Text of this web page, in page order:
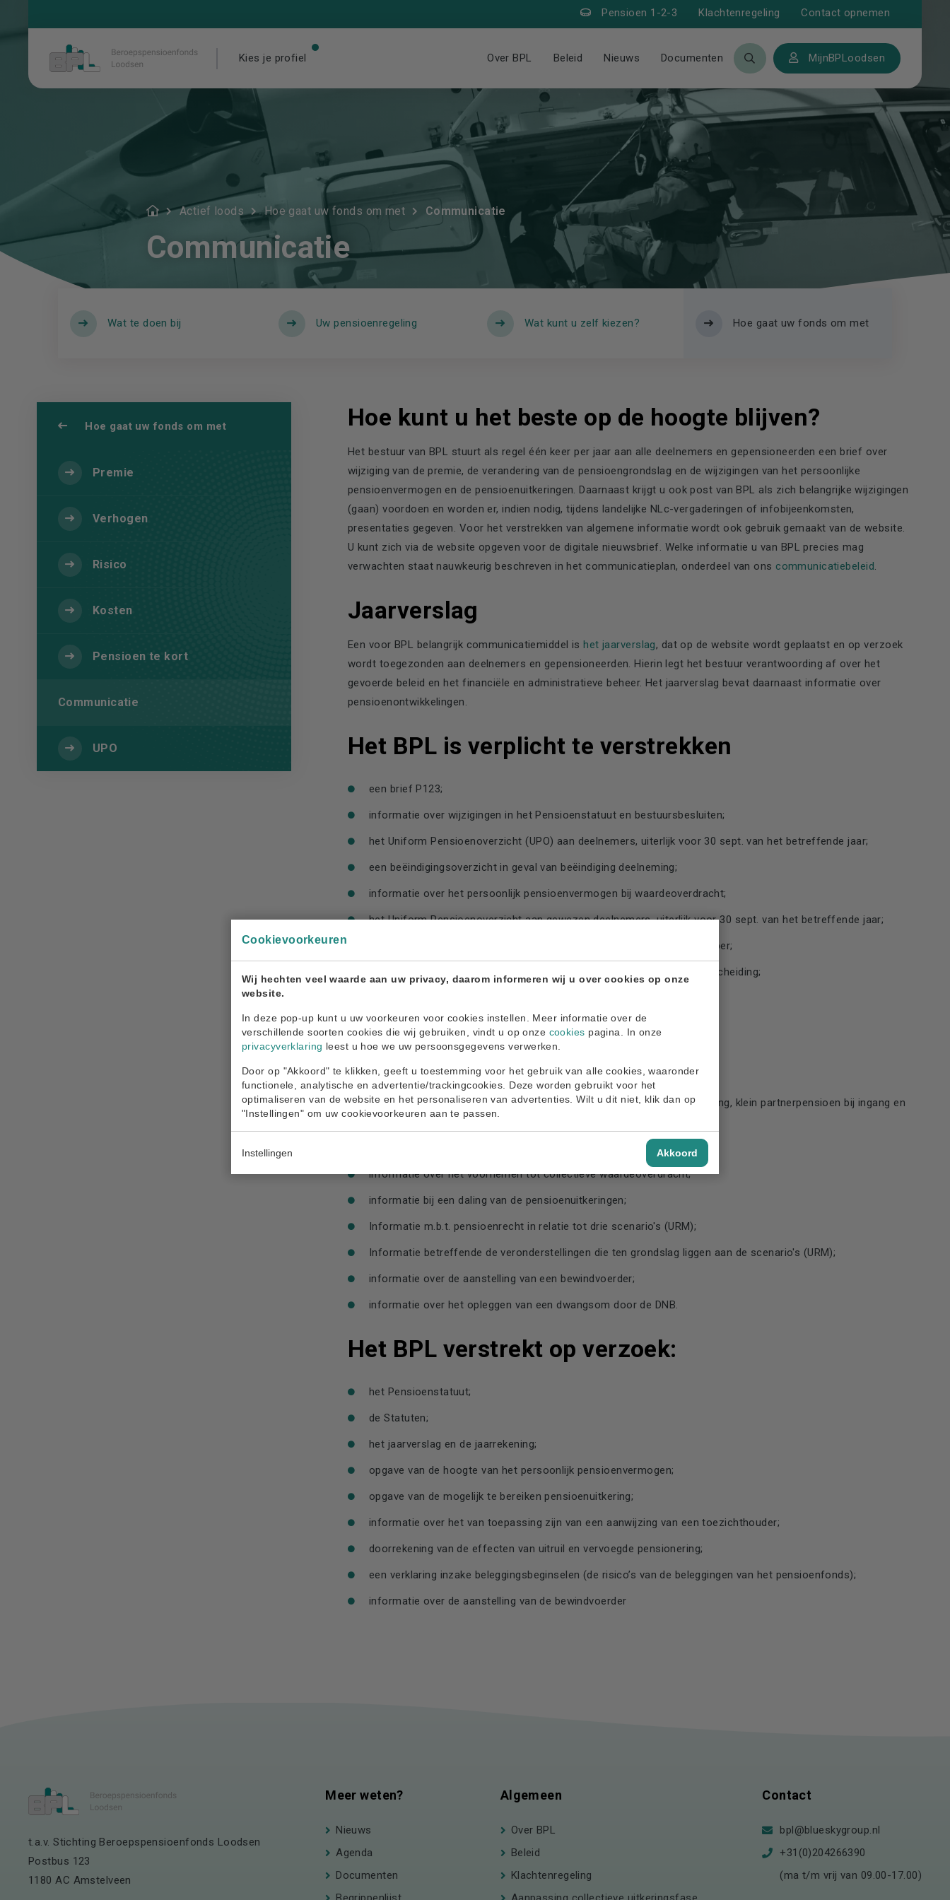
Cookievoorkeuren
Wij hechten veel waarde aan uw privacy, daarom informeren wij u over cookies op onze
website.
In deze pop-up kunt u uw voorkeuren voor cookies instellen. Meer informatie over de
verschillende soorten cookies die wij gebruiken, vindt u op onze cookies pagina. In onze
privacyverklaring leest u hoe we uw persoonsgegevens verwerken.
Door op "Akkoord" te klikken, geeft u toestemming voor het gebruik van alle cookies, waaronder
functionele, analytische en advertentie/trackingcookies. Deze worden gebruikt voor het
optimaliseren van de website en het personaliseren van advertenties. Wilt u dit niet, klik dan op
"Instellingen" om uw cookievoorkeuren aan te passen.
Instellingen Akkoord
Pensioen 1-2-3 Klachtenregeling Contact opnemen
Kies je profiel Over BPL Beleid Nieuws Documenten MijnBPLoodsen
Actief loods Hoe gaat uw fonds om met Communicatie
Communicatie
Wat te doen bij Uw pensioenregeling Wat kunt u zelf kiezen? Hoe gaat uw fonds om met
Hoe gaat uw fonds om met
Premie
Verhogen
Risico
Kosten
Pensioen te kort
Communicatie
UPO
Hoe kunt u het beste op de hoogte blijven?
Het bestuur van BPL stuurt als regel één keer per jaar aan alle deelnemers en gepensioneerden een brief over
wijziging van de premie, de verandering van de pensioengrondslag en de wijzigingen van het persoonlijke
pensioenvermogen en de pensioenuitkeringen. Daarnaast krijgt u ook post van BPL als zich belangrijke wijzigingen
(gaan) voordoen en worden er, indien nodig, tijdens landelijke NLc-vergaderingen of infobijeenkomsten,
presentaties gegeven. Voor het verstrekken van algemene informatie wordt ook gebruik gemaakt van de website.
U kunt zich via de website opgeven voor de digitale nieuwsbrief. Welke informatie u van BPL precies mag
verwachten staat nauwkeurig beschreven in het communicatieplan, onderdeel van ons communicatiebeleid.
Jaarverslag
Een voor BPL belangrijk communicatiemiddel ishet jaarverslag, dat op de website wordt geplaatst en op verzoek
wordt toegezonden aan deelnemers en gepensioneerden. Hierin legt het bestuur verantwoording af over het
gevoerde beleid en het financiële en administratieve beheer. Het jaarverslag bevat daarnaast informatie over
pensioenontwikkelingen.
Het BPL is verplicht te verstrekken
een brief P123;
informatie over wijzigingen in het Pensioenstatuut en bestuursbesluiten;
het Uniform Pensioenoverzicht (UPO) aan deelnemers, uiterlijk voor 30 sept. van het betreffende jaar;
een beëindigingsoverzicht in geval van beëindiging deelneming;
informatie over het persoonlijk pensioenvermogen bij waardeoverdracht;
het Uniform Pensioenoverzicht aan gewezen deelnemers, uiterlijk voor 30 sept. van het betreffende jaar;
een pensioenoverzicht aan gewezen partners, uiterlijk voor 30 september;
een overzicht aan het pensioenvermogen aan de gewezen partner bij scheiding;
een overzicht van het pensioenvermogen aan pensioengerechtigden;
informatie op verzoek;
informatie bij vertrek naar een andere lidstaat;
informatie over en/of bij afkoop klein ouderdomspensioen bij beëindiging, klein partnerpensioen bij ingang en
klein bijzonder partnerpensioen bij scheiding;
informatie over het voornemen tot collectieve waardeoverdracht;
informatie bij een daling van de pensioenuitkeringen;
Informatie m.b.t. pensioenrecht in relatie tot drie scenario's (URM);
Informatie betreffende de veronderstellingen die ten grondslag liggen aan de scenario's (URM);
informatie over de aanstelling van een bewindvoerder;
informatie over het opleggen van een dwangsom door de DNB.
Het BPL verstrekt op verzoek:
het Pensioenstatuut;
de Statuten;
het jaarverslag en de jaarrekening;
opgave van de hoogte van het persoonlijk pensioenvermogen;
opgave van de mogelijk te bereiken pensioenuitkering;
informatie over het van toepassing zijn van een aanwijzing van een toezichthouder;
doorrekening van de effecten van uitruil en vervoegde pensionering;
een verklaring inzake beleggingsbeginselen (de risico’s van de beleggingen van het pensioenfonds);
informatie over de aanstelling van de bewindvoerder
t.a.v. Stichting Beroepspensioenfonds Loodsen
Postbus 123
1180 AC Amstelveen
Meer weten?
Nieuws
Agenda
Documenten
Algemeen
Over BPL
Beleid
Klachtenregeling
Contact
bpl@blueskygroup.nl
+31(0)204266390
(ma t/m vrij van 09.00-17.00)